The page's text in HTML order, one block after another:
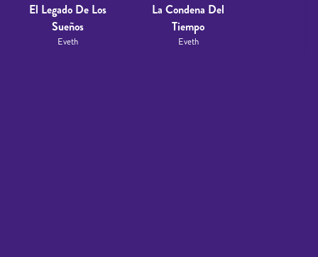
El Legado De Los
Sueños
Eveth
La Condena Del
Tiempo
Eveth